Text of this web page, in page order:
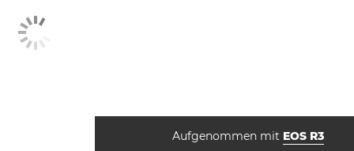
Aufgenommen mit EOS R3